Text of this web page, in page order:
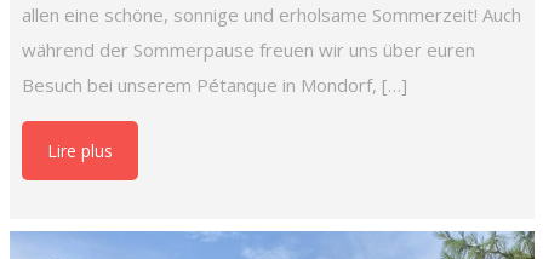
allen eine schöne, sonnige und erholsame Sommerzeit! Auch
während der Sommerpause freuen wir uns über euren
Besuch bei unserem Pétanque in Mondorf, […]
Lire plus